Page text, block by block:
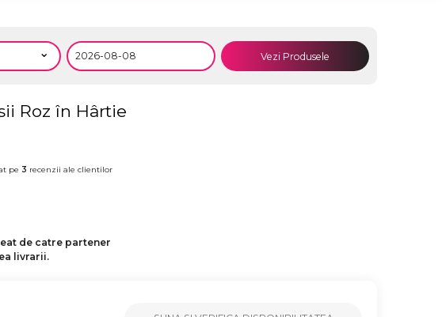
Vezi Produsele
Roz în Hârtie
pe 3 recenzii ale clientilor
de catre partener
livrarii.